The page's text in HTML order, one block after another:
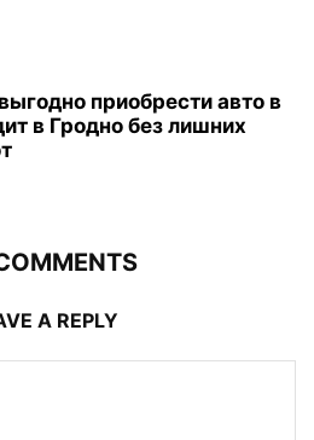
приобрести авто в
в Гродно без лишних
A REPLY